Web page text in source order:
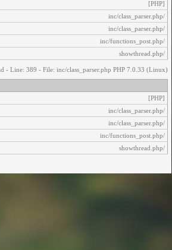
[PHP]
/inc/class_parser.php
/inc/class_parser.php
/inc/functions_post.php
/showthread.php
- Line: 389 - File: inc/class_parser.php PHP 7.0.33 (Linux)
[PHP]
/inc/class_parser.php
/inc/class_parser.php
/inc/functions_post.php
/showthread.php